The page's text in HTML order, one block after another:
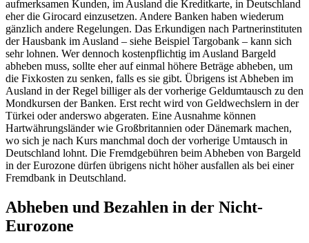
aufmerksamen Kunden, im Ausland die Kreditkarte, in Deutschland
eher die Girocard einzusetzen. Andere Banken haben wiederum
gänzlich andere Regelungen. Das Erkundigen nach Partnerinstituten
der Hausbank im Ausland – siehe Beispiel Targobank – kann sich
sehr lohnen. Wer dennoch kostenpflichtig im Ausland Bargeld
abheben muss, sollte eher auf einmal höhere Beträge abheben, um
die Fixkosten zu senken, falls es sie gibt. Übrigens ist Abheben im
Ausland in der Regel billiger als der vorherige Geldumtausch zu den
Mondkursen der Banken. Erst recht wird von Geldwechslern in der
Türkei oder anderswo abgeraten. Eine Ausnahme können
Hartwährungsländer wie Großbritannien oder Dänemark machen,
wo sich je nach Kurs manchmal doch der vorherige Umtausch in
Deutschland lohnt. Die Fremdgebühren beim Abheben von Bargeld
in der Eurozone dürfen übrigens nicht höher ausfallen als bei einer
Fremdbank in Deutschland.
Abheben und Bezahlen in der Nicht-
Eurozone